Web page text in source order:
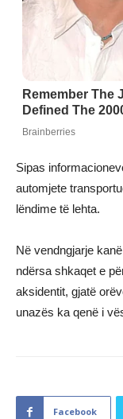
Sipas
automjete
lëndime të lehta.
Në vendngjarje
ndërsa shkaqet e
aksidentit, gjatë
unazës ka qenë i
Facebook